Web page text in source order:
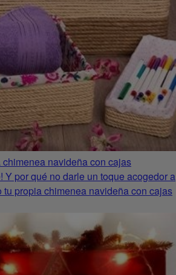
navideña con cajas
Y por qué no darle un toque acogedor a
tu propia chimenea navideña con cajas